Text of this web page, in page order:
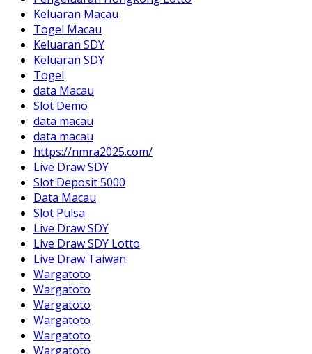
Keluaran Macau
Togel Macau
Keluaran SDY
Keluaran SDY
Togel
data Macau
Slot Demo
data macau
data macau
https://nmra2025.com/
Live Draw SDY
Slot Deposit 5000
Data Macau
Slot Pulsa
Live Draw SDY
Live Draw SDY Lotto
Live Draw Taiwan
Wargatoto
Wargatoto
Wargatoto
Wargatoto
Wargatoto
Wargatoto